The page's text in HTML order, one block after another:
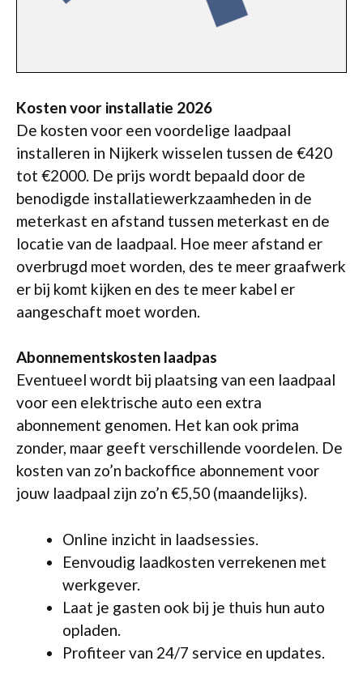
Kosten voor installatie 2026
De kosten voor een voordelige laadpaal
installeren in Nijkerk wisselen tussen de €420
tot €2000. De prijs wordt bepaald door de
benodigde installatiewerkzaamheden in de
meterkast en afstand tussen meterkast en de
locatie van de laadpaal. Hoe meer afstand er
overbrugd moet worden, des te meer graafwerk
er bij komt kijken en des te meer kabel er
aangeschaft moet worden.
Abonnementskosten laadpas
Eventueel wordt bij plaatsing van een laadpaal
voor een elektrische auto een extra
abonnement genomen. Het kan ook prima
zonder, maar geeft verschillende voordelen. De
kosten van zo’n backoffice abonnement voor
jouw laadpaal zijn zo’n €5,50 (maandelijks).
Online inzicht in laadsessies.
Eenvoudig laadkosten verrekenen met
werkgever.
Laat je gasten ook bij je thuis hun auto
opladen.
Profiteer van 24/7 service en updates.